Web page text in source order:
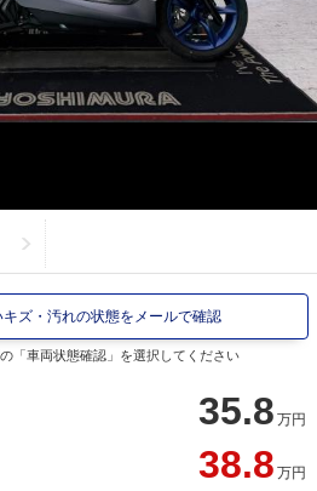
ズ・汚れの状態をメールで確認
「車両状態確認」を選択してください
35.8 万円
38.8 万円